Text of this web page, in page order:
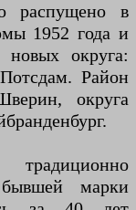
распущено в
1952 года и
округа:
Район
округа
бывшей марки